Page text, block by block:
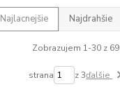
Najlacnejšie Najdrahšie
Zobrazujem 1-30 z 69
strana z 3ďalšie